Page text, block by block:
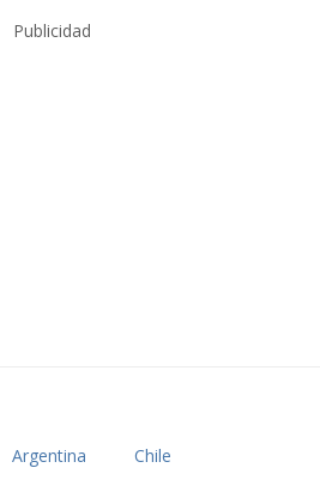
Publicidad
Argentina Chile